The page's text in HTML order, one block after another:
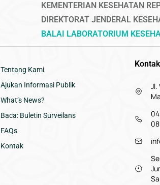
KEMENTERIAN KESEHATAN
DIREKTORAT JENDERAL
BALAI LABORATORIUM
Tentang Kami
Ajukan Informasi Publik
What’s News?
Baca: Buletin Surveilans
FAQs
Kontak
Jl.